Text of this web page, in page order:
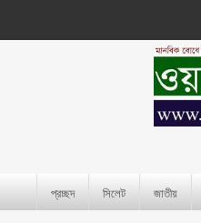
প্রচ্ছদ সিলেট জাতীয়